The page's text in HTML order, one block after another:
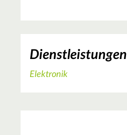
Dienstleistungen
Elektronik